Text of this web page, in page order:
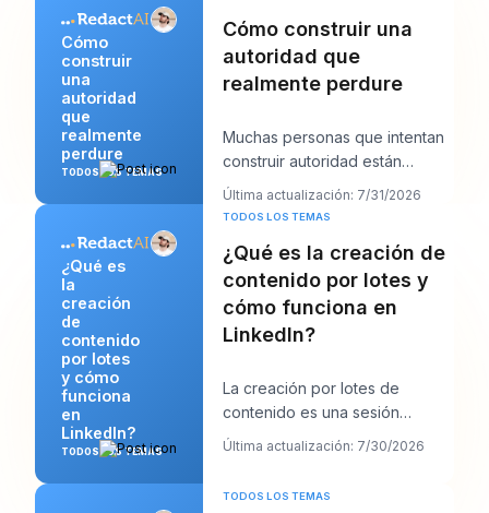
Cómo
construir
una
autoridad
que
realmente
perdure
TODOS LOS TEMAS
Cómo construir una
autoridad que
realmente perdure
Muchas personas que intentan
construir autoridad están
haciendo demasiado de lo
incorrecto. Publican
Última actualización: 7/31/2026
¿Qué es
la
creación
de
contenido
por lotes
y cómo
funciona
en
LinkedIn?
TODOS LOS TEMAS
TODOS LOS TEMAS
¿Qué es la creación de
contenido por lotes y
cómo funciona en
LinkedIn?
La creación por lotes de
contenido es una sesión
enfocada en la que creas
Última actualización: 7/30/2026
TODOS LOS TEMAS